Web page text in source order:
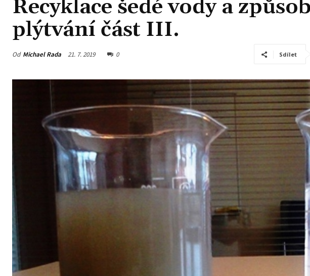
Recyklace šedé vody a
plýtvání část III.
Od Michael Rada 21. 7. 2019 0 Sdílet